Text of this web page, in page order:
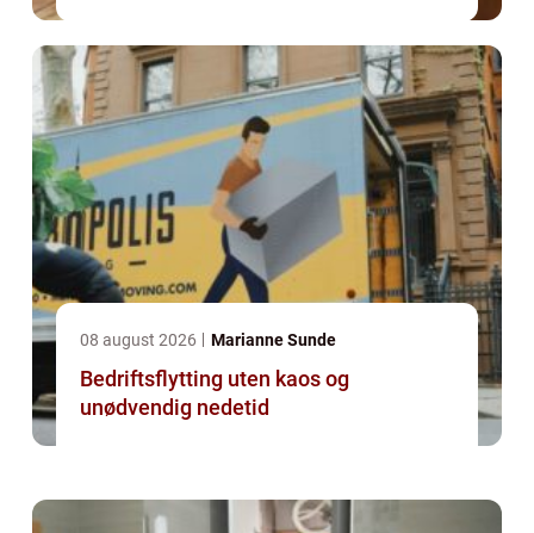
08 august 2026 Marianne Sunde
Bedriftsflytting uten kaos og
unødvendig nedetid